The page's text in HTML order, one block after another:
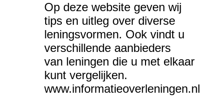
Op deze website geven wij
tips en uitleg over diverse
leningsvormen. Ook vindt u
verschillende aanbieders
van leningen die u met elkaar
kunt vergelijken.
www.informatieoverleningen.nl